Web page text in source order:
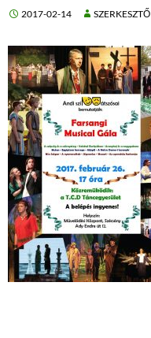
2017-02-14 SZERKESZTŐ